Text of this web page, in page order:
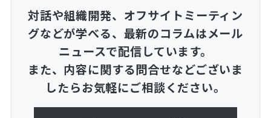
対話や組織開発、オフサイトミーティン
グなどが学べる、 最新のコラムはメール
ニュースで配信しています。
また、内容に関する問合せなどございま
したらお気軽にご相談ください。